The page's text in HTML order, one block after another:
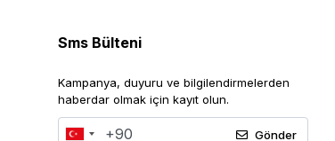
Sms Bülteni
Kampanya, duyuru ve bilgilendirmelerden
haberdar olmak için kayıt olun.
Gönder